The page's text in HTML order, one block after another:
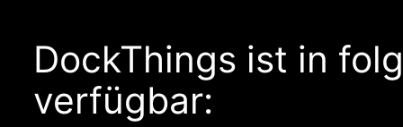
DockThings ist in
verfügbar: